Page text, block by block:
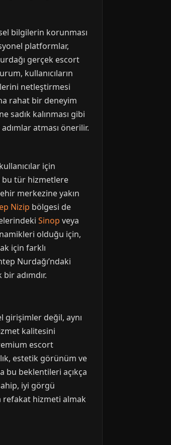
bilgilerin korunması
platformlar,
gerçek escort
kullanıcıların
netleştirmesi
rahat bir deneyim
sadık kalınması gibi
atması önerilir.
için
bu tür hizmetlere
merkezine yakın
Nizip bölgesi de
Sinop veya
olduğu için,
için farklı
Nurdağı’ndaki
adımdır.
girişimler değil, aynı
kalitesini
escort
estetik görünüm ve
bu beklentileri açıkça
iyi görgü
refakat hizmeti almak